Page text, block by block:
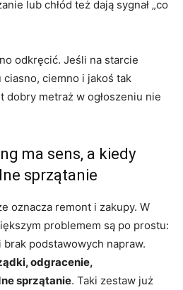
lub chłód też dają sygnał „co
odkręcić. Jeśli na starcie
ciasno, ciemno i jakoś tak
dobry metraż w ogłoszeniu nie
ma sens, a kiedy
sprzątanie
oznacza remont i zakupy. W
problemem są po prostu:
brak podstawowych napraw.
odgracenie,
sprzątanie. Taki zestaw już